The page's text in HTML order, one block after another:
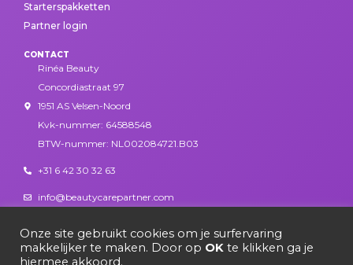
Starterspakketten
Partner login
CONTACT
Rinéa Beauty
Concordiastraat 97
1951 AS Velsen-Noord
Kvk-nummer: 64588548
BTW-nummer: NL002084721.B03
+31 6 42 30 32 63
info@beautycarepartner.com
Onze site gebruikt cookies om je surfervaring
makkelijker te maken. Door op OK te klikken ga je
hiermee akkoord.